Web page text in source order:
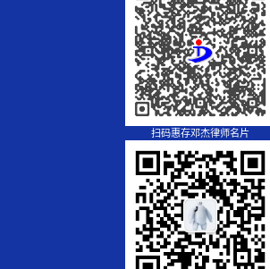
扫码惠存邓杰律师名片